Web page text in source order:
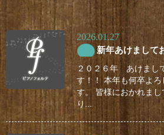
2026.01.27
新年あけまして
２０２６年 あけまし
す！！ 本年も何卒よ
す。 皆様におかれま
り...